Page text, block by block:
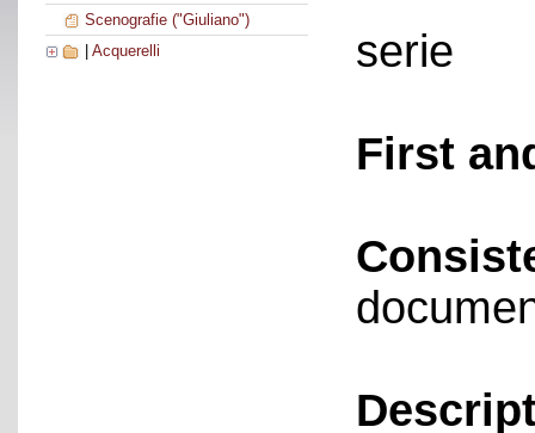
Scenografie ("Giuliano")
Acquerelli serie
First